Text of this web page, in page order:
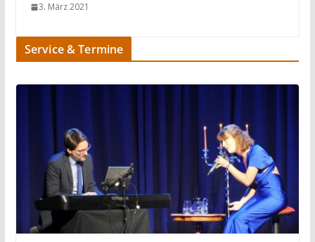
3. März 2021
Service & Termine